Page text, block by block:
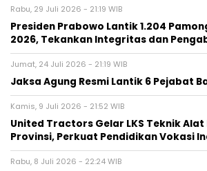
Rabu, 29 Juli 2026 - 21:19 WIB
Presiden Prabowo Lantik 1.204
2026, Tekankan Integritas dan
Jumat, 24 Juli 2026 - 21:19 WIB
Jaksa Agung Resmi Lantik 6 Pejabat
Kamis, 9 Juli 2026 - 21:52 WIB
United Tractors Gelar LKS Teknik Alat
Provinsi, Perkuat Pendidikan Vokasi
Rabu, 8 Juli 2026 - 22:24 WIB